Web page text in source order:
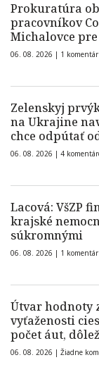
Prokuratúra
pracovníkov
Michalovce
06. 08. 2026 | 1 komentár
Zelenskyj
na Ukrajine
chce odpútať
06. 08. 2026 | 4
Lacová: VšZP
krajské
súkromnými
06. 08. 2026 | 1 komentár
Útvar hodnoty
vyťaženosti
počet áut,
06. 08. 2026 | Žiadne